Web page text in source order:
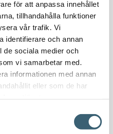
för att anpassa innehållet
tillhandahålla funktioner
vår trafik. Vi
identifierare och annan
de sociala medier och
vi samarbetar med.
informationen med annan
eller som de har